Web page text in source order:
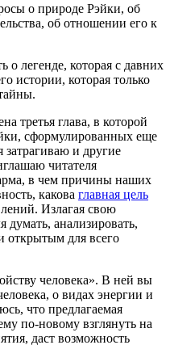
о природе Рэйки, об
об отношении его к
о легенде, которая с давних
истории, которая только
третья глава, в которой
сформулированных еще
затрагиваю и другие
читателя
в чем причины наших
какова главная цель
Излагая свою
думать, анализировать,
открытым для всего
человека». В ней вы
о видах энергии и
что предлагаемая
по-новому взглянуть на
даст возможность